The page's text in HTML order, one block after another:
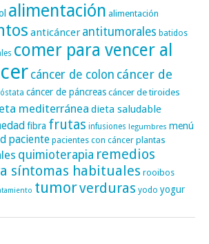
alimentación alimentación
anticáncer antitumorales batidos
comer para vencer al
cáncer de colon cáncer de
cáncer de páncreascáncer de tiroides
mediterránea dieta saludable
fibra frutas infusiones legumbres menú
paciente pacientes con cáncer plantas
quimioterapia remedios
síntomas habituales rooibos
tumorverduras yodo yogur